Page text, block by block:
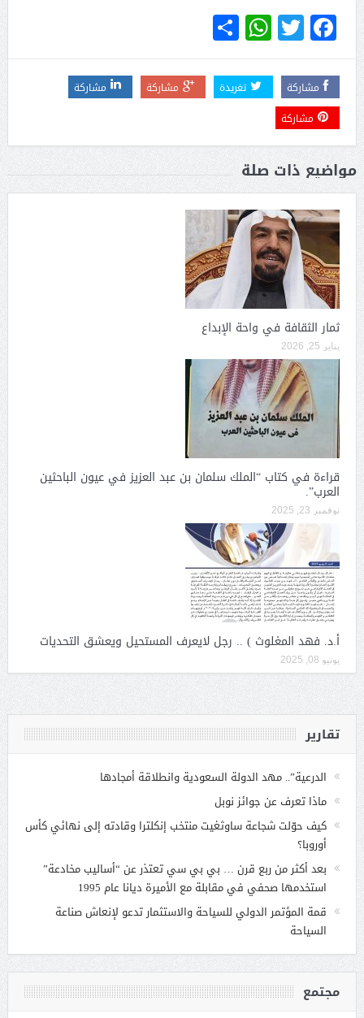
Facebook
Twitter
WhatsApp
Share
مشاركة تغريدة مشاركة
مشاركة
مشاركة
مواضيع ذات صلة
ثمار الثقافة في واحة الإبداع
يناير 25, 2026
قراءة في كتاب “الملك سلمان بن عبد العزيز في عيون الباحثين
العرب”.
نوفمبر 23, 2025
أ.د. فهد المغلوث ) .. رجل لايعرف المستحيل ويعشق التحديات
يونيو 08, 2025
تقارير
الدرعية”.. مهد الدولة السعودية وانطلاقة أمجادها
ماذا تعرف عن جوائز نوبل
كيف حوّلت شجاعة ساوثغيت منتخب إنكلترا وقادته إلى نهائي كأس
أوروبا؟
بعد أكثر من ربع قرن … بي بي سي تعتذر عن “أساليب مخادعة”
استخدمها صحفي في مقابلة مع الأميرة ديانا عام 1995
قمة المؤتمر الدولي للسياحة والاستثمار تدعو لإنعاش صناعة
السياحة
مجتمع